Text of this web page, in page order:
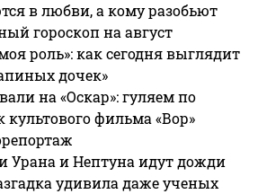
в любви, а кому разобьют
гороскоп на август
роль»: как сегодня выглядит
дочек»
на «Оскар»: гуляем по
культового фильма «Вор»
Урана и Нептуна идут дожди
удивила даже ученых